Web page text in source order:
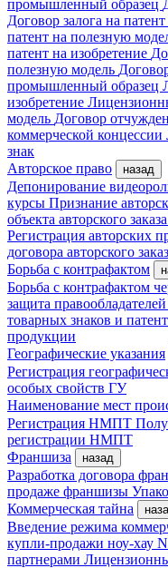
промышленный образец
Договор залога на
патент на полезную
патент на изобретение
полезную модель
промышленный образец
изобретение
модель Договор
коммерческой концессии
знак
Авторское право
назад
Депонирование
курсы Признание
объекта авторского заказа
Регистрация авторских
договора авторского
Борьба с контрафактом
Борьба с контрафактом
защита правообладателей
товарных знаков и
продукции
Географические указания
Регистрация
особых свойств ГУ
Наименование мест
Регистрация НМПТ
регистрации НМПТ
Франшиза
назад
Разработка договора
продаже франшизы
Коммерческая тайна
Введение режима
купли-продажи ноу-хау
партнерами